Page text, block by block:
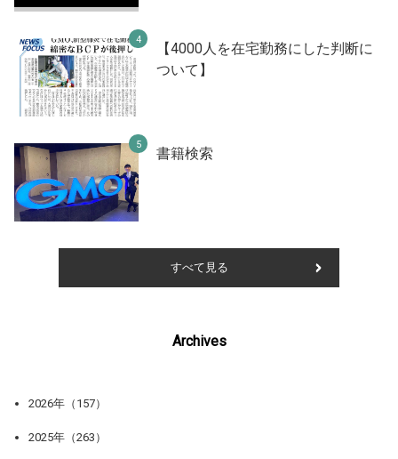
【4000人を在宅勤務にした判断に
ついて】
書籍検索
すべて見る
Archives
2026年（157）
2025年（263）